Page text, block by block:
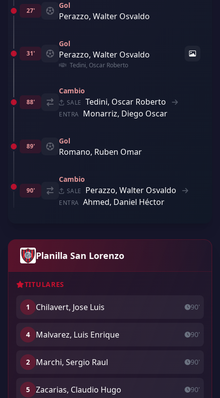
27'
Gol
Perazzo, Walter Osvaldo
31'
Gol
Perazzo, Walter Osvaldo
Tedini, Oscar Roberto
88'
Cambio
SALE Tedini, Oscar Roberto
ENTRA Monarriz, Diego Oscar
89'
Gol
Romano, Ruben Omar
90'
Cambio
SALE Perazzo, Walter Osvaldo
ENTRA Ahmed, Daniel Héctor
Planilla San Lorenzo
TITULARES
1 Chilavert, Jose Luis 90'
4 Malvarez, Luis Enrique 90'
2 Marchi, Sergio Raul 90'
5 Zacarias, Claudio Hugo 90'